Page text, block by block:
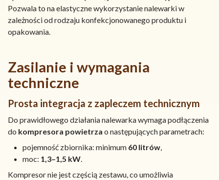
Pozwala to na elastyczne wykorzystanie nalewarki w
zależności od rodzaju konfekcjonowanego produktu i
opakowania.
Zasilanie i wymagania
techniczne
Prosta integracja z zapleczem technicznym
Do prawidłowego działania nalewarka wymaga podłączenia
do kompresora powietrza o następujących parametrach:
pojemność zbiornika: minimum 60 litrów,
moc: 1,3–1,5 kW.
Kompresor nie jest częścią zestawu, co umożliwia